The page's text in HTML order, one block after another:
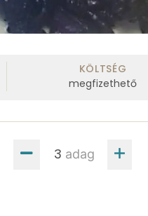
KÖLTSÉG
megfizethető
adag